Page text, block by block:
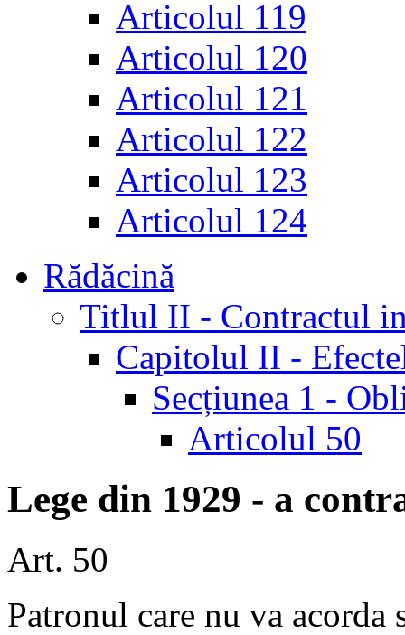
Articolul 119
Articolul 120
Articolul 121
Articolul 122
Articolul 123
Articolul 124
Rădăcină
Titlul II - Contractul
Capitolul II -
Secțiunea 1 -
Articolul 50
Lege din 1929 - a
Art. 50
Patronul care nu va